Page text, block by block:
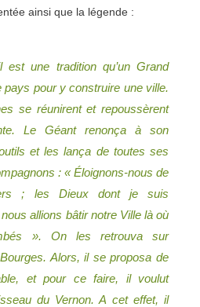
ainsi que la légende :
une tradition qu’un Grand
pays pour y construire une ville.
se réunirent et repoussèrent
Le Géant renonça à son
et les lança de toutes ses
: « Éloignons-nous de
; les Dieux dont je suis
allions bâtir notre Ville là où
». On les retrouva sur
Bourges. Alors, il se proposa de
et pour ce faire, il voulut
du Vernon. A cet effet, il